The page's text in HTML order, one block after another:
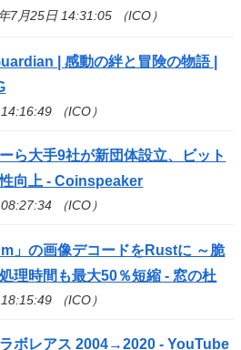
7月25日 14:31:05 （ICO）
| 感動の絆と冒険の物語 |
（ICO）
ら大手9社が新団体設立、ビット
向上 - Coinspeaker
（ICO）
」の画像デコードをRustに ～脆
理時間も最大50％短縮 - 窓の杜
（ICO）
ボレアス 2004→2020 - YouTube